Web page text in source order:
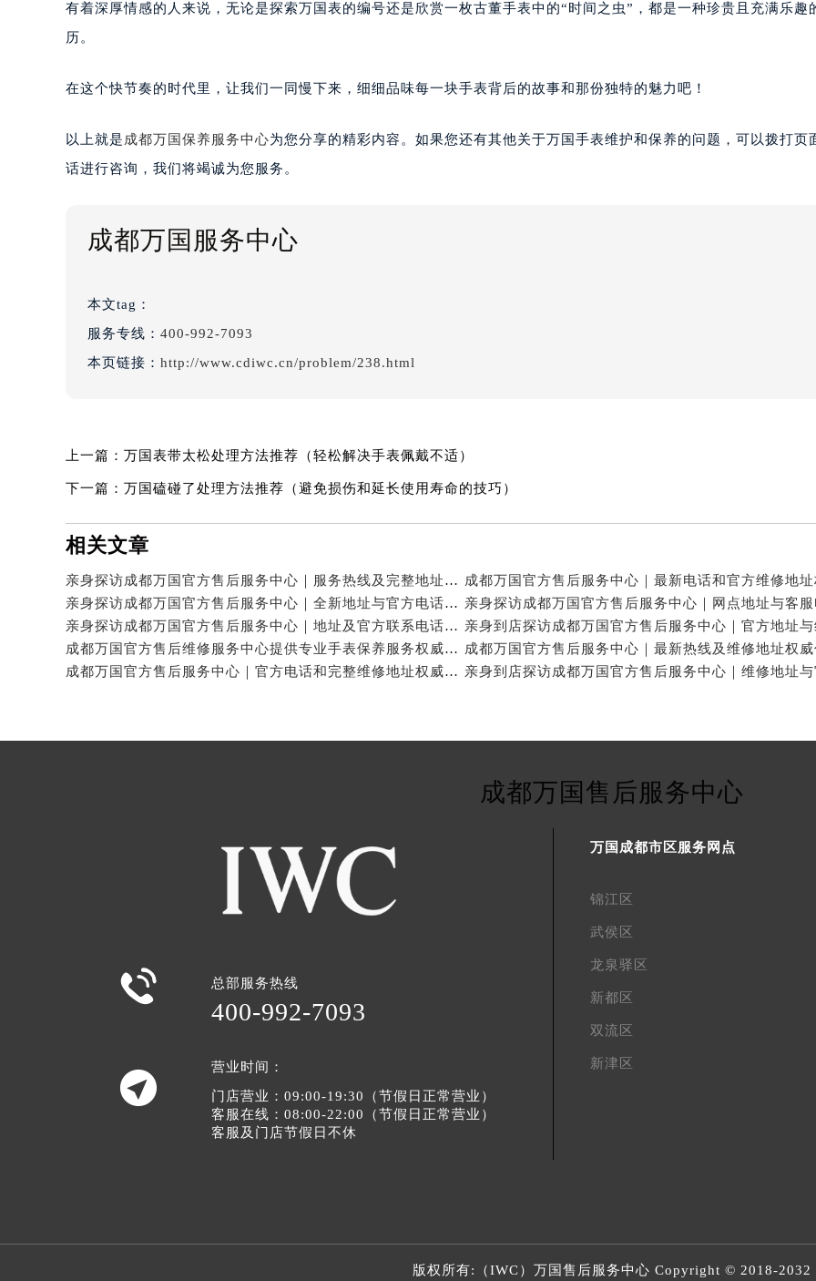
有着深厚情感的人来说，无论是探索万国表的编号还是欣赏一枚古董手表中的“时间之虫”，都是一种珍贵且充满乐趣
历。
在这个快节奏的时代里，让我们一同慢下来，细细品味每一块手表背后的故事和那份独特的魅力吧！
以上就是 成都万国保养服务中心为您分享的精彩内容。如果您还有其他关于万国手表维护和保养的问题，可以拨打页
话进行咨询，我们将竭诚为您服务。
成都万国服务中心
本文tag：
服务专线： 400-992-7093
本页链接： http://www.cdiwc.cn/problem/238.html
上一篇： 万国表带太松处理方法推荐（轻松解决手表佩戴不适）
下一篇： 万国磕碰了处理方法推荐（避免损伤和延长使用寿命的技巧）
相关文章
亲身探访成都万国官方售后服务中心｜服务热线及完整地址（2026年7月最新）
亲身探访成都万国官方售后服务中心｜全新地址与官方电话（2026年7月最新）
亲身探访成都万国官方售后服务中心｜地址及官方联系电话（2026年7月最新）
成都万国官方售后维修服务中心提供专业手表保养服务权威公示（2026年7月最新）
成都万国官方售后服务中心｜官方电话和完整维修地址权威信息公示（2026年7月最新）
成都万国售后服务中心
 总部服务热线
400-992-7093

营业时间：
门店营业：09:00-19:30（节假日正常营业）
客服在线：08:00-22:00（节假日正常营业）
客服及门店节假日不休
万国成都市区服务网点
锦江区
武侯区
龙泉驿区
新都区
双流区
新津区
版权所有:（IWC） 万国售后服务中心 Copyright © 2018-2032